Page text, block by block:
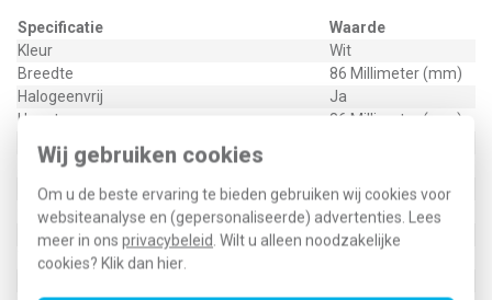
Wij gebruiken cookies
Om u de beste ervaring te bieden gebruiken wij cookies voor
websiteanalyse en (gepersonaliseerde) advertenties. Lees
meer in ons privacybeleid . Wilt u alleen noodzakelijke
cookies? Klik dan hier
Specificatie
Waarde
Kleur
Wit
Breedte
86 Millimeter (mm)
Halogeenvrij
Ja
Hoogte
86 Millimeter (mm)
Diepte
Aantal eenheden
Met klapdeksel
Nee
Oppervlaktebescherming
Onbehandeld
Inbouwbreedte
0 Millimeter (mm)
Tekstveld/beschrijvingsvlak